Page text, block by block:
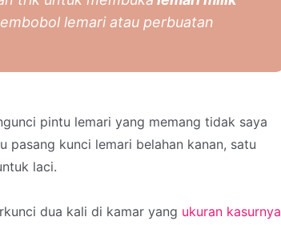
lemari atau perbuatan
pintu lemari yang memang tidak saya
pasang kunci lemari belahan kanan, satu
laci.
dua kali di kamar yang ukuran kasurnya